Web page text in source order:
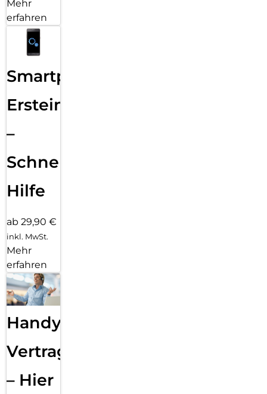
Mehr
erfahren
Smartphone
Ersteinrichtung
–
Schnelle
Hilfe
ab 29,90 €
inkl. MwSt.
Mehr
erfahren
Handy
Vertragsabwicklung
– Hier